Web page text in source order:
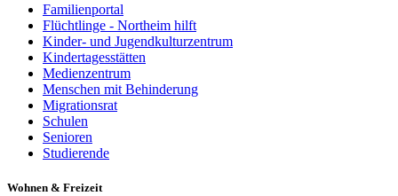
Familienportal
Flüchtlinge - Northeim hilft
Kinder- und Jugendkulturzentrum
Kindertagesstätten
Medienzentrum
Menschen mit Behinderung
Migrationsrat
Schulen
Senioren
Studierende
Wohnen & Freizeit